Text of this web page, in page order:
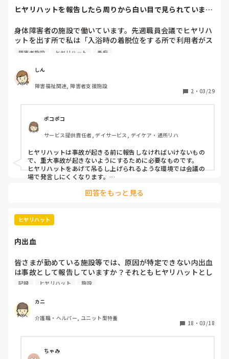
ヒヤリハットを報告したら周りから白い目で見られていま
身体障害者の施設で働いています。先週職員会議でヒヤリハ
ットを出す所で私は「入浴時の着脱位をする所で利用者がス
トレッチャーから落ちそうになった」との事を話しました。
ん。これまでは床にマットを敷いての着脱位でしたが昨年末
くらいにストレッチャーでの着脱位に変わりました。
私は理由は聞かされておらずおそらく他の利用者と同じスト
らそうなったと思います。そうなってからストレッチャーの
上での着脱位でやはり何度か危ない部分が何度かありまし
た。
先週の職員会議でその事を話すと「何でもっと早く言わなか
った？」と言われました。（その事はその通りだと思いま
す）結局はまたマット上の着脱位に戻りましたが、その利用
者に付く職員は私を入れて3人居て、他の職員からは「今ま
でそんな事はなかったのに」「あの後周りから信頼されてな
今はこの状況がとにかくしんどいです。どうしたらいいので
障害者施設 ヒヤリハット 愚痴
しん
障害福祉関連, 障害者支援施設
2 ・ 03/29
ポコポコ
サービス提供責任者, デイサービス, デイケア・通所リハ
ヒヤリハットは事故が起きる前に報告しなければいけないもの
で、重大事故が起きないようにするために必要なものです。
ヒヤリハットをあげて吊るし上げられるような環境では会議の
場で発言しにくくなります。
対応が良くないと思います。
たら正義感からチクったというような見方をされてるのかもし
れません。
思われる情報を共有しておく事で、そのような見方はされる事
偉そうに長文書いてすみません。
回答をもっと見る
ヒヤリハット
内出血
皆さまが勤めている施設等では、原因が特定できない内出血
は事故として報告していますか？それともヒヤリハットとし
て報告していますか？
記録 ヒヤリハット 施設
カニ
介護職・ヘルパー, ユニット型特養
18 ・ 03/18
ちゃみ